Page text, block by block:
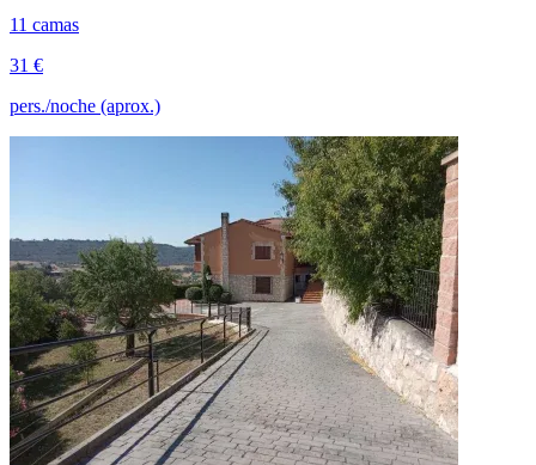
11 camas
31 €
pers./noche (aprox.)